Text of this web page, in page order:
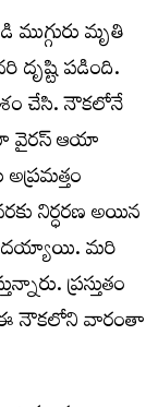
మృతి
పడింది.
చేసి. నౌకలోనే
వైరస్ ఆయా
నిర్ధరణ అయిన
మరి
ప్రస్తుతం
ఈ నౌకలోని వారంతా